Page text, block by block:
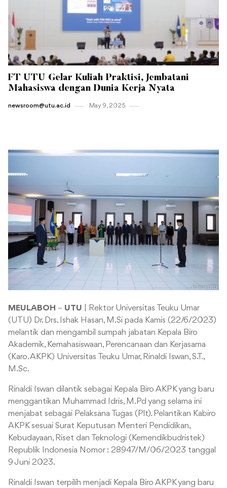
FT UTU Gelar Kuliah Praktisi, Jembatani
Mahasiswa dengan Dunia Kerja Nyata
newsroom@utu.ac.id May 9 , 2025
MEULABOH – UTU | Rektor Universitas Teuku Umar
(UTU) Dr. Drs. Ishak Hasan, M.Si pada Kamis (22/6/2023)
melantik dan mengambil sumpah jabatan Kepala Biro
Akademik, Kemahasiswaan, Perencanaan dan Kerjasama
(Karo. AKPK) Universitas Teuku Umar, Rinaldi Iswan, S.T.,
M.Sc.
Rinaldi Iswan dilantik sebagai Kepala Biro AKPK yang baru
menggantikan Muhammad Idris, M.Pd yang selama ini
menjabat sebagai Pelaksana Tugas (Plt). Pelantikan Kabiro
AKPK sesuai Surat Keputusan Menteri Pendidikan,
Kebudayaan, Riset dan Teknologi (Kemendikbudristek)
Republik Indonesia Nomor : 28947/M/06/2023 tanggal
9 Juni 2023.
Rinaldi Iswan terpilih menjadi Kepala Biro AKPK yang baru